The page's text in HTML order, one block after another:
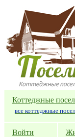
Перейти к
Коттеджные
все коттеджные
Войти